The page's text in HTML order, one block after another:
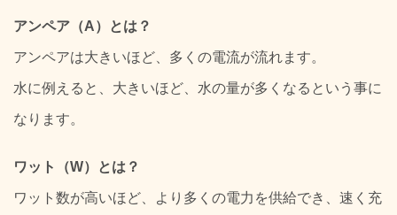
アンペア（A）とは？
アンペアは大きいほど、多くの電流が流れます。
水に例えると、大きいほど、水の量が多くなるという事に
なります。
ワット（W）とは？
ワット数が高いほど、より多くの電力を供給でき、速く充